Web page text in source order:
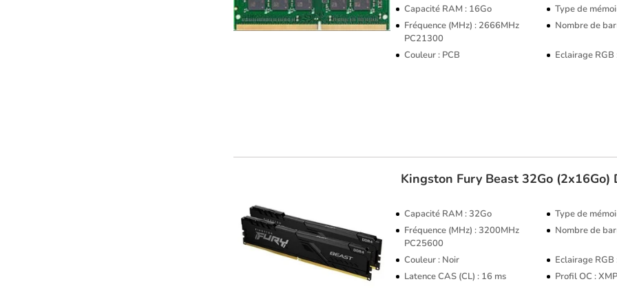
Capacité RAM : 16Go
Type de
Fréquence (MHz) : 2666MHz
PC21300
Nombre de
Couleur : PCB Eclairage RGB
Kingston Fury Beast 32Go
Capacité RAM : 32Go
Type de
Fréquence (MHz) : 3200MHz
PC25600
Nombre de
Couleur : Noir
Eclairage RGB
Latence CAS (CL) : 16 ms
Profil OC :